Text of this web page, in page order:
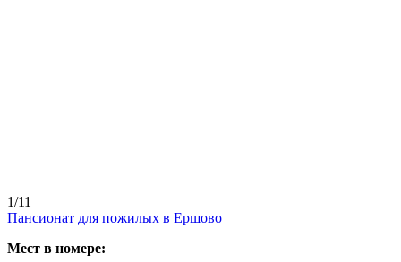
1/11
Пансионат для пожилых в Ершово
Мест в номере: